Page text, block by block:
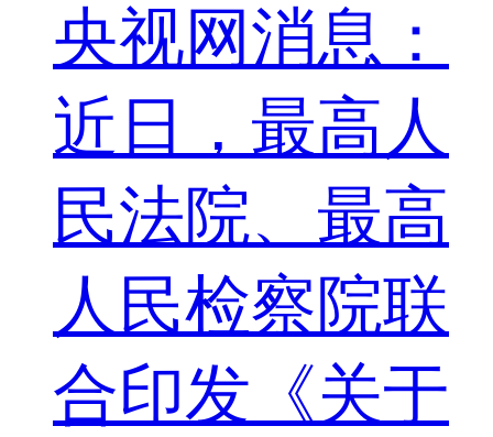
央视网消息：
近日，最高人
民法院、最高
人民检察院联
合印发《关于